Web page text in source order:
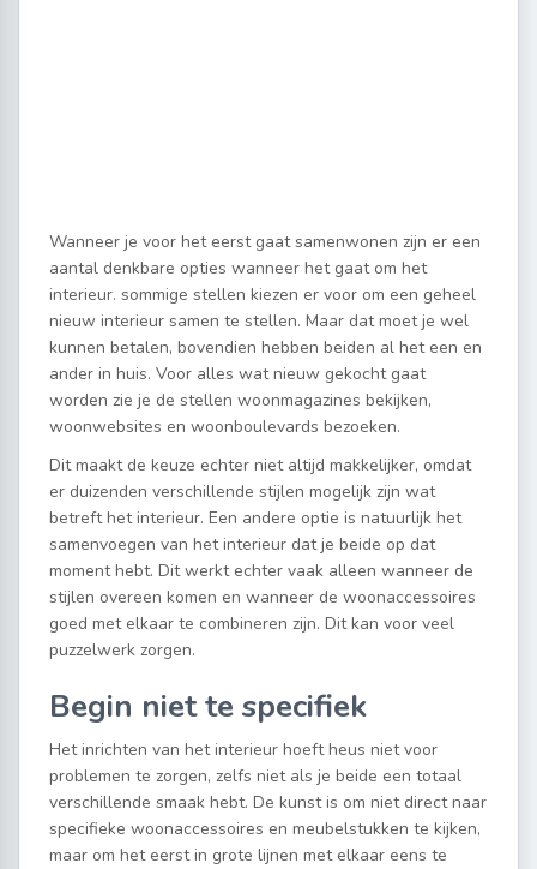
Wanneer je voor het eerst gaat samenwonen zijn er een
aantal denkbare opties wanneer het gaat om het
interieur. sommige stellen kiezen er voor om een geheel
nieuw interieur samen te stellen. Maar dat moet je wel
kunnen betalen, bovendien hebben beiden al het een en
ander in huis. Voor alles wat nieuw gekocht gaat
worden zie je de stellen woonmagazines bekijken,
woonwebsites en woonboulevards bezoeken.
Dit maakt de keuze echter niet altijd makkelijker, omdat
er duizenden verschillende stijlen mogelijk zijn wat
betreft het interieur. Een andere optie is natuurlijk het
samenvoegen van het interieur dat je beide op dat
moment hebt. Dit werkt echter vaak alleen wanneer de
stijlen overeen komen en wanneer de woonaccessoires
goed met elkaar te combineren zijn. Dit kan voor veel
puzzelwerk zorgen.
Begin niet te specifiek
Het inrichten van het interieur hoeft heus niet voor
problemen te zorgen, zelfs niet als je beide een totaal
verschillende smaak hebt. De kunst is om niet direct naar
specifieke woonaccessoires en meubelstukken te kijken,
maar om het eerst in grote lijnen met elkaar eens te